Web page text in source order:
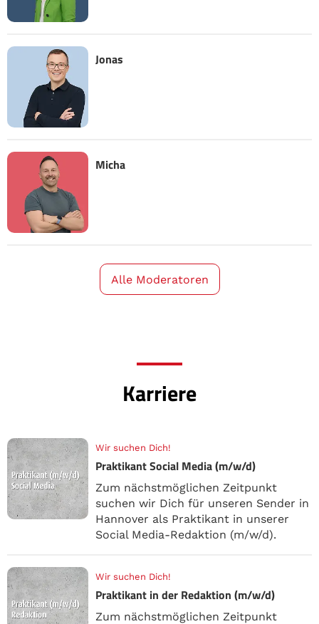
Jonas
Micha
Alle Moderatoren
Karriere
Wir suchen Dich!
Praktikant Social Media (m/w/d)
Zum nächstmöglichen Zeitpunkt
suchen wir Dich für unseren Sender in
Hannover als Praktikant in unserer
Social Media-Redaktion (m/w/d).
Wir suchen Dich!
Praktikant in der Redaktion (m/w/d)
Zum nächstmöglichen Zeitpunkt